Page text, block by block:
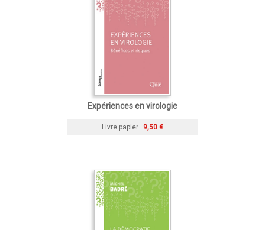
Expériences en virologie
Livre papier 9,50 €